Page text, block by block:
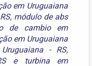
em Uruguaiana
, módulo de abs
de cambio em
em Uruguaiana
- RS,
e
turbina em